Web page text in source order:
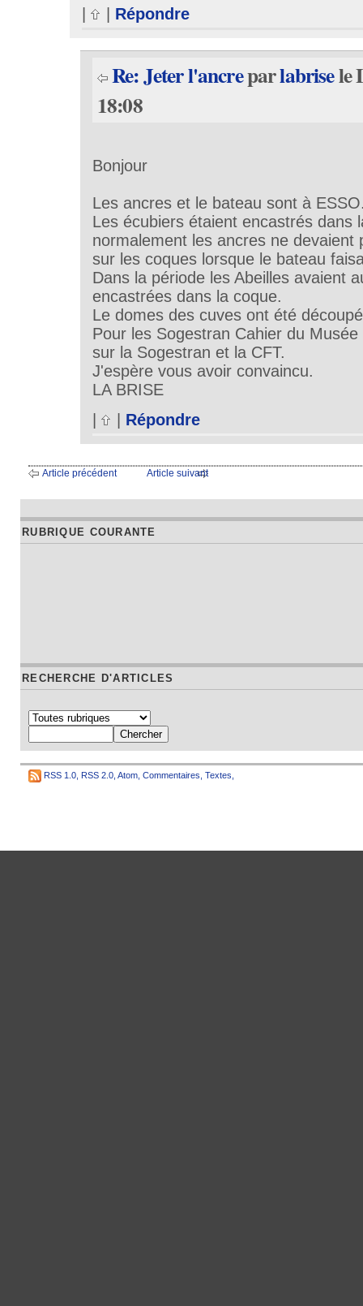
| Répondre
Re: Jeter l'ancreparlabrisele
18:08
Bonjour
Les ancres et le bateau sont à
Les écubiers étaient encastrés dans
normalement les ancres ne devaient
sur les coques lorsque le bateau
Dans la période les Abeilles avaient
encastrées dans la coque.
Le domes des cuves ont été
Pour les Sogestran Cahier du
sur la Sogestran et la CFT.
J'espère vous avoir convaincu.
LA BRISE
Répondre
Article précédent Article suivant
RUBRIQUE COURANTE
RECHERCHE D'ARTICLES
RSS 1.0 RSS 2.0 Atom Commentaires Textes